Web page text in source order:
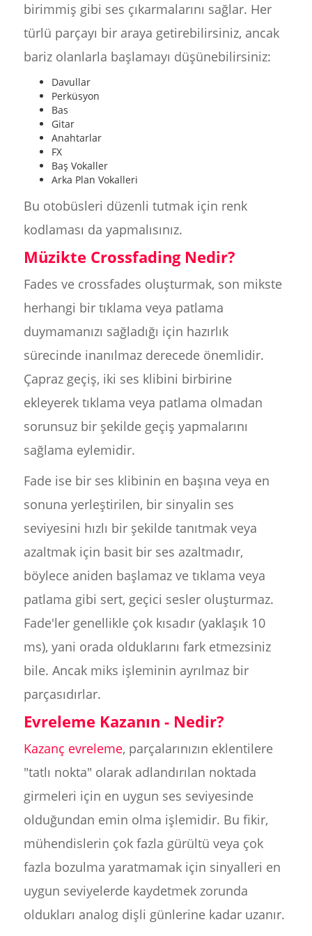
birimmiş gibi ses çıkarmalarını sağlar. Her
türlü parçayı bir araya getirebilirsiniz, ancak
bariz olanlarla başlamayı düşünebilirsiniz:
Davullar
Perküsyon
Bas
Gitar
Anahtarlar
FX
Baş Vokaller
Arka Plan Vokalleri
Bu otobüsleri düzenli tutmak için renk
kodlaması da yapmalısınız.
Müzikte Crossfading Nedir?
Fades ve crossfades oluşturmak, son mikste
herhangi bir tıklama veya patlama
duymamanızı sağladığı için hazırlık
sürecinde inanılmaz derecede önemlidir.
Çapraz geçiş, iki ses klibini birbirine
ekleyerek tıklama veya patlama olmadan
sorunsuz bir şekilde geçiş yapmalarını
sağlama eylemidir.
Fade ise bir ses klibinin en başına veya en
sonuna yerleştirilen, bir sinyalin ses
seviyesini hızlı bir şekilde tanıtmak veya
azaltmak için basit bir ses azaltmadır,
böylece aniden başlamaz ve tıklama veya
patlama gibi sert, geçici sesler oluşturmaz.
Fade'ler genellikle çok kısadır (yaklaşık 10
ms), yani orada olduklarını fark etmezsiniz
bile. Ancak miks işleminin ayrılmaz bir
parçasıdırlar.
Evreleme Kazanın - Nedir?
Kazanç evreleme, parçalarınızın eklentilere
"tatlı nokta" olarak adlandırılan noktada
girmeleri için en uygun ses seviyesinde
olduğundan emin olma işlemidir. Bu fikir,
mühendislerin çok fazla gürültü veya çok
fazla bozulma yaratmamak için sinyalleri en
uygun seviyelerde kaydetmek zorunda
oldukları analog dişli günlerine kadar uzanır.